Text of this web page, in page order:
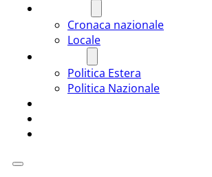
Cronaca nazionale
Locale
Politica Estera
Politica Nazionale